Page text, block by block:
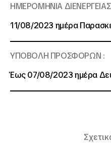
ΗΜΕΡΟΜΗΝΙΑ
11/08/2023 ημέρα
ΥΠΟΒΟΛΗ ΠΡΟΣΦΟΡΩΝ :
Έως 07/08/2023 ημέρα